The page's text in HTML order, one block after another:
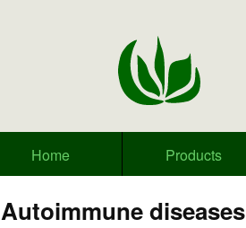
Home Products
Autoimmune diseases